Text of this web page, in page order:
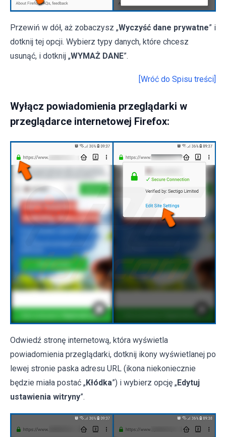
Przewiń w dół, aż zobaczysz „Wyczyść dane prywatne” i
dotknij tej opcji. Wybierz typy danych, które chcesz
usunąć, i dotknij „WYMAŻ DANE”.
[Wróć do Spisu treści]
Wyłącz powiadomienia przeglądarki w
przeglądarce internetowej Firefox:
Odwiedź stronę internetową, która wyświetla
powiadomienia przeglądarki, dotknij ikony wyświetlanej po
lewej stronie paska adresu URL (ikona niekoniecznie
będzie miała postać „Kłódka”) i wybierz opcję „Edytuj
ustawienia witryny”.